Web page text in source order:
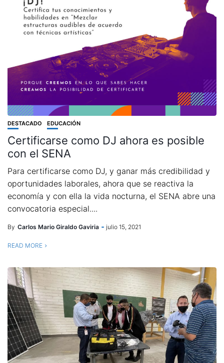
DESTACADO EDUCACIÓN
Certificarse como DJ ahora es posible
con el SENA
Para certificarse como DJ, y ganar más credibilidad y
oportunidades laborales, ahora que se reactiva la
economía y con ella la vida nocturna, el SENA abre una
convocatoria especial....
By Carlos Mario Giraldo Gaviria julio 15, 2021
READ MORE